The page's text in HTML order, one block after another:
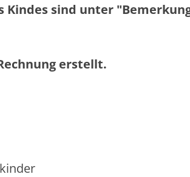
Kindes sind unter
erstellt.